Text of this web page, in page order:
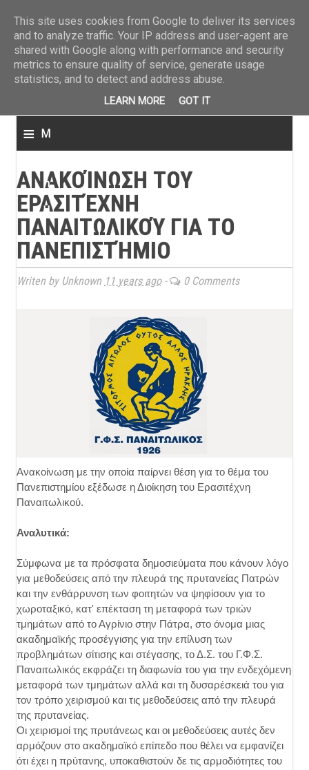
≡ M
n
u
ΑΝΑΚΟΊΝΩΣΗ ΤΟΥ
ΕΡΑΣΙΤΈΧΝΗ
ΠΑΝΑΙΤΩΛΙΚΟΎ ΓΙΑ ΤΟ
ΠΑΝΕΠΙΣΤΉΜΙΟ
Writen by Unknown 11 years ago- 0 Comments
Ανακοίνωση με την οποία παίρνει θέση για το θέμα του
Πανεπιστημίου εξέδωσε η Διοίκηση του Ερασιτέχνη
Παναιτωλικού.
Αναλυτικά:
Σύμφωνα με τα πρόσφατα δημοσιεύματα που κάνουν λόγο
για μεθοδεύσεις από την πλευρά της πρυτανείας Πατρών
και την ενθάρρυνση των φοιτητών να ψηφίσουν για το
χωροταξικό, κατ' επέκταση τη μεταφορά των τριών
τμημάτων από το Αγρίνιο στην Πάτρα, στο όνομα μιας
ακαδημαϊκής προσέγγισης για την επίλυση των
προβλημάτων σίτισης και στέγασης, το Δ.Σ. του Γ.Φ.Σ.
Παναιτωλικός εκφράζει τη διαφωνία του για την ενδεχόμενη
μεταφορά των τμημάτων αλλά και τη δυσαρέσκειά του για
τον τρόπο χειρισμού και τις μεθοδεύσεις από την πλευρά
της πρυτανείας.
Οι χειρισμοί της πρυτάνεως και οι μεθοδεύσεις αυτές δεν
αρμόζουν στο ακαδημαϊκό επίπεδο που θέλει να εμφανίζει
ότι έχει η πρύτανης, υποκαθιστούν δε τις αρμοδιότητες του
This site uses cookies from Google to deliver its services
and to analyze traffic. Your IP address and user-agent are
shared with Google along with performance and security
metrics to ensure quality of service, generate usage
statistics, and to detect and address abuse.
LEARN MORE GOT IT